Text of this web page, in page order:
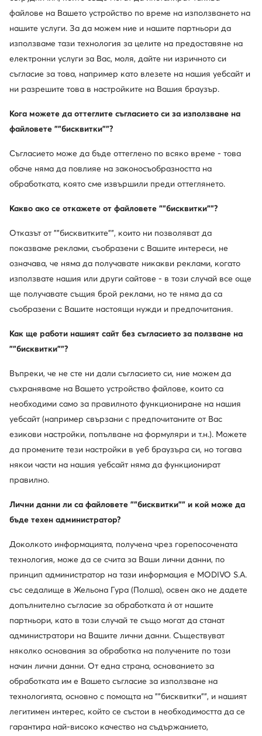
Нови
Шал · Тъмнокафяв
64,99
Нови
Зимен шал · Черен
Guess
Шал · Кафяв
Guess
Guess
Tommy Hilfiger
59,99
файлове на Вашето устройство по време на използването на
нашите услуги. За да можем ние и нашите партньори да
използваме тази технология за целите на предоставяне на
електронни услуги за Вас, моля, дайте ни изричното си
съгласие за това, например като влезете на нашия уебсайт и
ни разрешите това в настройките на Вашия браузър.
Кога можете да оттеглите съгласието си за използване на
файловете ""бисквитки""?
Съгласието може да бъде оттеглено по всяко време - това
обаче няма да повлияе на законосъобразността на
обработката, която сме извършили преди оттеглянето.
Какво ако се откажете от файловете ""бисквитки""?
Отказът от ""бисквитките"", които ни позволяват да
показваме реклами, съобразени с Вашите интереси, не
означава, че няма да получавате никакви реклами, когато
използвате нашия или други сайтове - в този случай все още
ще получавате същия брой реклами, но те няма да са
съобразени с Вашите настоящи нужди и предпочитания.
Как ще работи нашият сайт без съгласието за ползване на
""бисквитки""?
Въпреки, че не сте ни дали съгласието си, ние можем да
съхраняваме на Вашето устройство файлове, които са
необходими само за правилното функциониране на нашия
уебсайт (например свързани с предпочитаните от Вас
езикови настройки, попълване на формуляри и т.н.). Можете
да промените тези настройки в уеб браузъра си, но тогава
някои части на нашия уебсайт няма да функционират
правилно.
Лични данни ли са файловете ""бисквитки"" и кой може да
бъде техен администратор?
Доколкото информацията, получена чрез горепосочената
технология, може да се счита за Ваши лични данни, по
принцип администратор на тази информация е MODIVO S.A.
със седалище в Жельона Гура (Полша), освен ако не дадете
допълнително съгласие за обработката ѝ от нашите
партньори, като в този случай те също могат да станат
администратори на Вашите лични данни. Съществуват
няколко основания за обработка на получените по този
начин лични данни. От една страна, основанието за
обработката им е Вашето съгласие за използване на
технологията, основно с помощта на ""бисквитки"", и нашият
легитимен интерес, който се състои в необходимостта да се
гарантира най-високо качество на съдържанието,